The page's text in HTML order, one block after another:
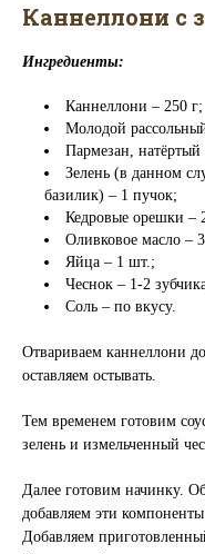
Каннеллони с
Ингредиенты:
Каннеллони – 250 г;
Молодой
Пармезан, натёртый
Зелень (в данном
базилик) – 1 пучок;
Кедровые орешки –
Оливковое масло –
Яйца – 1 шт.;
Чеснок – 1-2
Соль – по вкусу.
Отвариваем каннеллони
оставляем остывать.
Тем временем готовим
зелень и измельченный
Далее готовим начинку.
добавляем эти
Добавляем